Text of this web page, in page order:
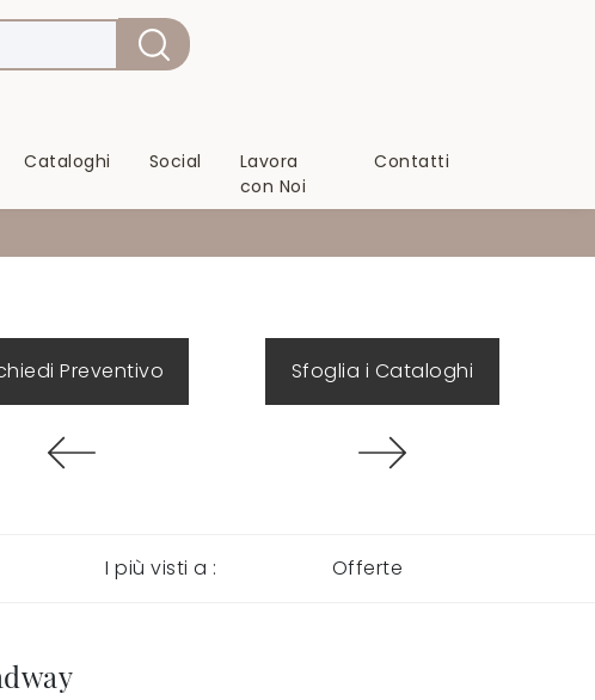
Cataloghi Social
Lavora
con Noi
Contatti
Preventivo Sfoglia i Cataloghi
I più visti a : Offerte